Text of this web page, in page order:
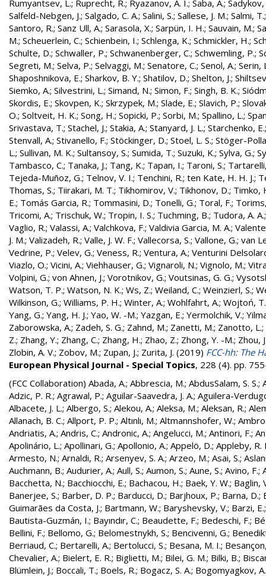
Rumyantsev, L.; Ruprecht, R.; Ryazanov, A. I.; Saba, A.; Sadykov,
Salfeld-Nebgen, J.; Salgado, C. A.; Salini, S.; Sallese, J. M.; Salmi, T.
Santoro, R.; Sanz Ull, A.; Sarasola, X.; Sarpün, I. H.; Sauvain, M.;
M.; Scheuerlein, C.; Schienbein, I.; Schlenga, K.; Schmickler, H.;
Schulte, D.; Schwaller, P.; Schwanenberger, C.; Schwemling, P.;
Segreti, M.; Selva, P.; Selvaggi, M.; Senatore, C.; Senol, A.; Serin,
Shaposhnikova, E.; Sharkov, B. Y.; Shatilov, D.; Shelton, J.;
Siemko, A.; Silvestrini, L.; Simand, N.; Simon, F.; Singh, B. K.;
Skordis, E.; Skovpen, K.; Skrzypek, M.; Slade, E.; Slavich, P.;
O.; Soltveit, H. K.; Song, H.; Sopicki, P.; Sorbi, M.; Spallino, L.;
Srivastava, T.; Stachel, J.; Stakia, A.; Stanyard, J. L.; Starchenko, E.
Stenvall, A.; Stivanello, F.; Stöckinger, D.; Stoel, L. S.; Stöger-
L.; Sullivan, M. K.; Sultansoy, S.; Sumida, T.; Suzuki, K.; Sylva, G.;
Tambasco, C.; Tanaka, J.; Tang, K.; Tapan, I.; Taroni, S.;
Tejeda-Muñoz, G.; Telnov, V. I.; Tenchini, R.; ten Kate, H. H. J.;
Thomas, S.; Tiirakari, M. T.; Tikhomirov, V.; Tikhonov, D.; Timko,
E.; Tomás Garcia, R.; Tommasini, D.; Tonelli, G.; Toral, F.;
Tricomi, A.; Trischuk, W.; Tropin, I. S.; Tuchming, B.; Tudora, A. A.
Vaglio, R.; Valassi, A.; Valchkova, F.; Valdivia Garcia, M. A.;
J. M.; Valizadeh, R.; Valle, J. W. F.; Vallecorsa, S.; Vallone, G.; van
Vedrine, P.; Velev, G.; Veness, R.; Ventura, A.; Venturini
Viazlo, O.; Vicini, A.; Viehhauser, G.; Vignaroli, N.; Vignolo, M.;
Volpini, G.; von Ahnen, J.; Vorotnikov, G.; Voutsinas, G. G.;
Watson, T. P.; Watson, N. K.; Ws, Z.; Weiland, C.; Weinzierl, S.;
Wilkinson, G.; Williams, P. H.; Winter, A.; Wohlfahrt, A.; Wojtoń, T.
Yang, G.; Yang, H. J.; Yao, W. -M.; Yazgan, E.; Yermolchik, V.;
Zaborowska, A.; Zadeh, S. G.; Zahnd, M.; Zanetti, M.; Zanotto, L.;
Z.; Zhang, Y.; Zhang, C.; Zhang, H.; Zhao, Z.; Zhong, Y. -M.; Zhou,
Zlobin, A. V.; Zobov, M.; Zupan, J.; Zurita, J. (2019) FCC-hh: The
European Physical Journal - Special Topics, 228 (4). pp.
(FCC Collaboration) Abada, A.; Abbrescia, M.; AbdusSalam, S. S.;
Adzic, P. R.; Agrawal, P.; Aguilar-Saavedra, J. A.; Aguilera-
Albacete, J. L.; Albergo, S.; Alekou, A.; Aleksa, M.; Aleksan, R.;
Allanach, B. C.; Allport, P. P.; Altınlı, M.; Altmannshofer, W.;
Andriatis, A.; Andris, C.; Andronic, A.; Angelucci, M.; Antinori, F.;
Apolinário, L.; Apollinari, G.; Apollonio, A.; Appelö, D.; Appleby, R.
Armesto, N.; Arnaldi, R.; Arsenyev, S. A.; Arzeo, M.; Asai, S.;
Auchmann, B.; Audurier, A.; Aull, S.; Aumon, S.; Aune, S.; Avino, F.;
Bacchetta, N.; Bacchiocchi, E.; Bachacou, H.; Baek, Y. W.; Baglin,
Banerjee, S.; Barber, D. P.; Barducci, D.; Barjhoux, P.; Barna, D.;
Guimarães da Costa, J.; Bartmann, W.; Baryshevsky, V.; Barzi, E.
Bautista-Guzmán, I.; Bayındır, C.; Beaudette, F.; Bedeschi, F.;
Bellini, F.; Bellomo, G.; Belomestnykh, S.; Bencivenni, G.;
Berriaud, C.; Bertarelli, A.; Bertolucci, S.; Besana, M. I.;
Chevalier, A.; Bielert, E. R.; Biglietti, M.; Bilei, G. M.; Bilki, B.;
Blümlein, J.; Boccali, T.; Boels, R.; Bogacz, S. A.; Bogomyagkov, A.